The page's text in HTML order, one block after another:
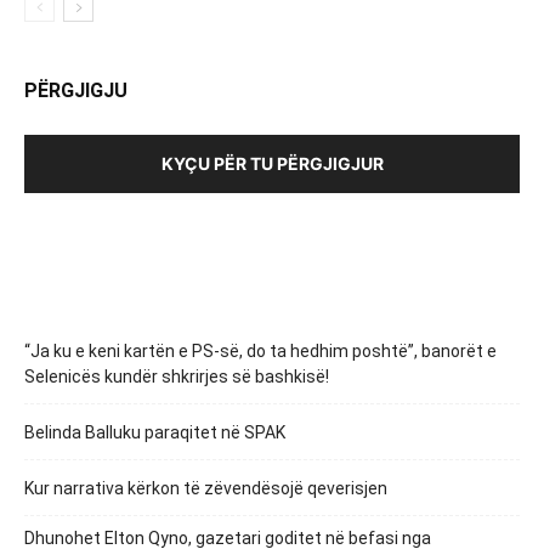
PËRGJIGJU
KYÇU PËR TU PËRGJIGJUR
“Ja ku e keni kartën e PS-së, do ta hedhim poshtë”, banorët e
Selenicës kundër shkrirjes së bashkisë!
Belinda Balluku paraqitet në SPAK
Kur narrativa kërkon të zëvendësojë qeverisjen
Dhunohet Elton Qyno, gazetari goditet në befasi nga